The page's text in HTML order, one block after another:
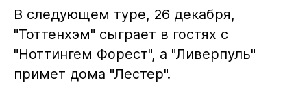
В следующем туре, 26 декабря,
"Тоттенхэм" сыграет в гостях с
"Ноттингем Форест", а "Ливерпуль"
примет дома "Лестер".